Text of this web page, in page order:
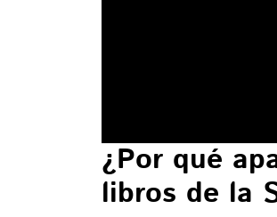
¿Por qué
libros de la